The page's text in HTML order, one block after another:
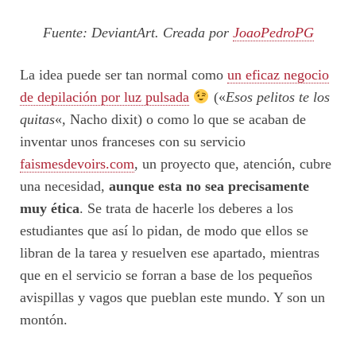
Fuente: DeviantArt. Creada por JoaoPedroPG
La idea puede ser tan normal como un eficaz negocio
de depilación por luz pulsada
(«Esos pelitos te los
quitas«, Nacho dixit) o como lo que se acaban de
inventar unos franceses con su servicio
faismesdevoirs.com, un proyecto que, atención, cubre
una necesidad, aunque esta no sea precisamente
muy ética. Se trata de hacerle los deberes a los
estudiantes que así lo pidan, de modo que ellos se
libran de la tarea y resuelven ese apartado, mientras
que en el servicio se forran a base de los pequeños
avispillas y vagos que pueblan este mundo. Y son un
montón.